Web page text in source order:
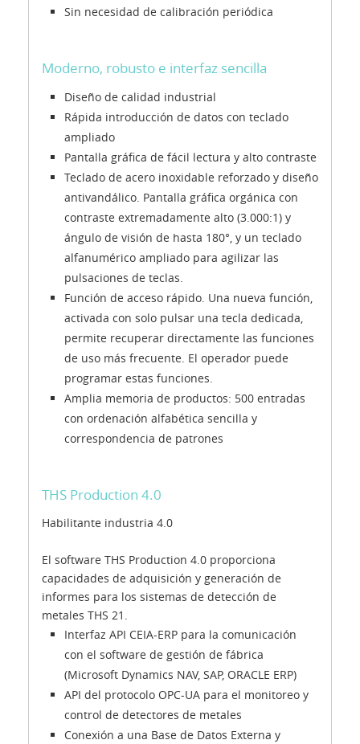
Sin necesidad de calibración periódica
Moderno, robusto e interfaz sencilla
Diseño de calidad industrial
Rápida introducción de datos con teclado
ampliado
Pantalla gráfica de fácil lectura y alto contraste
Teclado de acero inoxidable reforzado y diseño
antivandálico. Pantalla gráfica orgánica con
contraste extremadamente alto (3.000:1) y
ángulo de visión de hasta 180°, y un teclado
alfanumérico ampliado para agilizar las
pulsaciones de teclas.
Función de acceso rápido. Una nueva función,
activada con solo pulsar una tecla dedicada,
permite recuperar directamente las funciones
de uso más frecuente. El operador puede
programar estas funciones.
Amplia memoria de productos: 500 entradas
con ordenación alfabética sencilla y
correspondencia de patrones
THS Production 4.0
Habilitante industria 4.0
El software THS Production 4.0 proporciona
capacidades de adquisición y generación de
informes para los sistemas de detección de
metales THS 21.
Interfaz API CEIA-ERP para la comunicación
con el software de gestión de fábrica
(Microsoft Dynamics NAV, SAP, ORACLE ERP)
API del protocolo OPC-UA para el monitoreo y
control de detectores de metales
Conexión a una Base de Datos Externa y